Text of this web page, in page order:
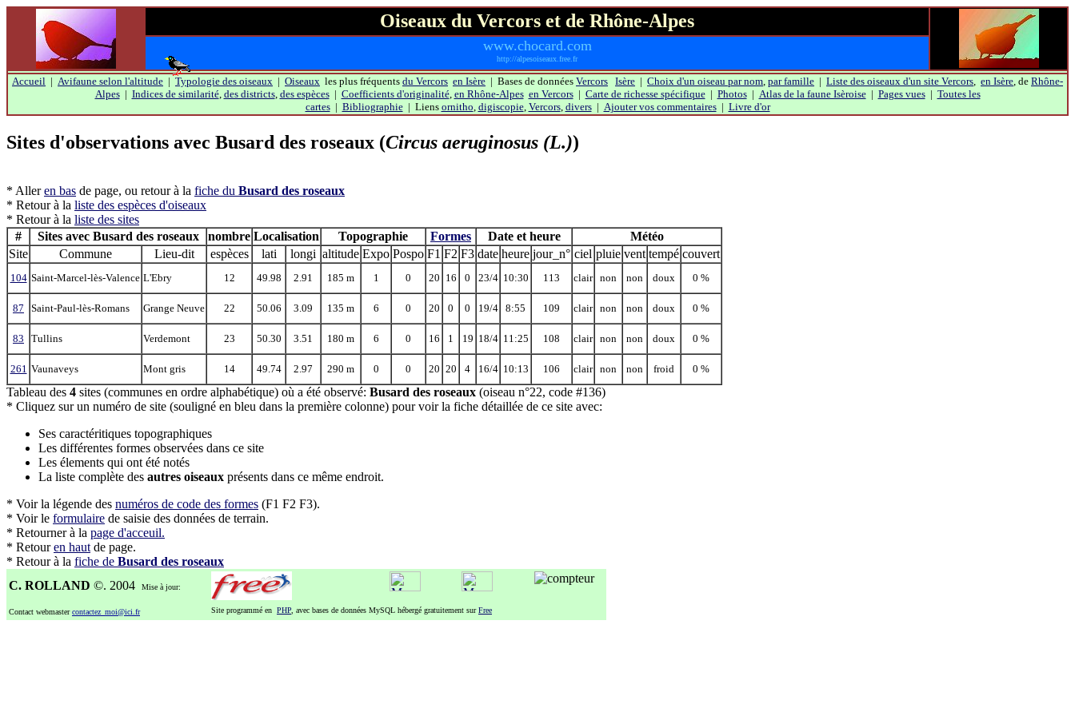
Oiseaux du Vercors et de Rhône-Alpes
www.chocard.com
http://alpesoiseaux.free.fr
Accueil | Avifaune selon l'altitude | Typologie des oiseaux | Oiseaux les plus fréquents du Vercors en Isère | Bases de données Vercors Isère | Choix d'un oiseau par nom, par famille | Liste des oiseaux d'un site Vercors, en Isère, de Rhône-
Alpes| Indices de similarité, des districts, des espèces| Coefficients d'originalité, en Rhône-Alpes en Vercors| Carte de richesse spécifique| Photos| Atlas de la faune Isèroise| Pages vues| Toutes les
cartes| Bibliographie| Liens ornitho, digiscopie, Vercors, divers| Ajouter vos commentaires| Livre d'or
Sites d'observations avec Busard des roseaux (Circus aeruginosus (L.))
* Alleren bas de page, ou retour à la fiche du Busard des roseaux
* Retour à la liste des espèces d'oiseaux
* Retour à la liste des sites
#
Sites avec Busard des roseaux nombre Localisation Topographie Formes Date et heure
Météo
Site
Commune Lieu-dit espèces lati longi altitude Expo Pospo F1 F2 F3 date heure jour_n° ciel pluie vent tempé couvert
104 Saint-Marcel-lès-Valence L'Ebry 12 49.98 2.91 185 m 1 0 20 16 0 23/4 10:30 113 clair non non doux 0 %
87 Saint-Paul-lès-Romans Grange Neuve 22 50.06 3.09 135 m 6 0 20 0 0 19/4 8:55 109 clair non non doux 0 %
83 Tullins Verdemont 23 50.30 3.51 180 m 6 0 16 1 19 18/4 11:25 108 clair non non doux 0 %
261 Vaunaveys Mont gris 14 49.74 2.97 290 m 0 0 20 20 4 16/4 10:13 106 clair non non froid 0 %
Tableau des 4 sites (communes en ordre alphabétique) où a été observé: Busard des roseaux (oiseau n°22, code #136)
* Cliquez sur un numéro de site (souligné en bleu dans la première colonne) pour voir la fiche détaillée de ce site avec:
Ses caractéritiques topographiques
Les différentes formes observées dans ce site
Les élements qui ont été notés
La liste complète des autres oiseaux présents dans ce même endroit.
* Voir la légende des numéros de code des formes (F1 F2 F3).
* Voir le formulaire de saisie des données de terrain.
* Retourner à la page d'acceuil.
* Retouren haut de page.
* Retour à la fiche de Busard des roseaux
C. ROLLAND ©. 2004 Mise à jour:
Contact webmastercontactez_moi@ici.fr Site programmé en PHP , avec bases de données MySQL hébergé gratuitement surFree